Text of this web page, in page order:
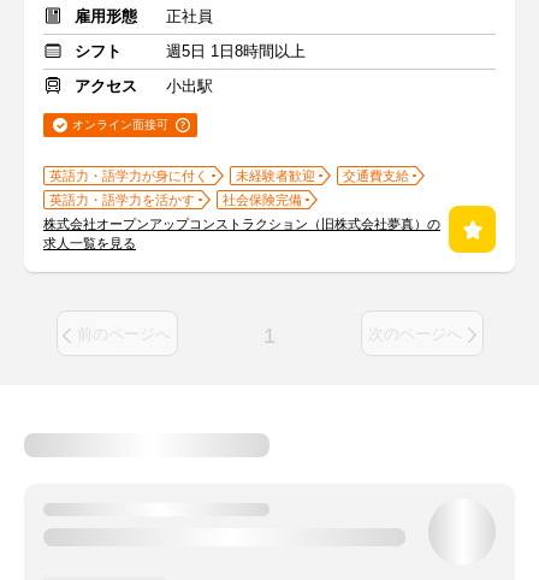
雇用形態
正社員
シフト
週5日 1日8時間以上
アクセス
小出駅
オンライン面接可
英語力・語学力が身に付く 未経験者歓迎
交通費支給
英語力・語学力を活かす
社会保険完備
株式会社オープンアップコンストラクション（旧株式会社夢真）の
求人一覧を見る
前のページへ 1 次のページへ